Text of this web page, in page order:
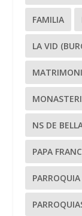
FAMILIA
LA VID
NS DE
PAPA